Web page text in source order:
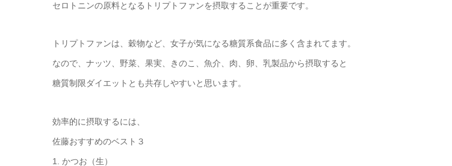
セロトニンの原料となるトリプトファンを摂取することが重要です。
トリプトファンは、穀物など、女子が気になる糖質系食品に多く含まれてます。
なので、ナッツ、野菜、果実、きのこ、魚介、肉、卵、乳製品から摂取すると
糖質制限ダイエットとも共存しやすいと思います。
効率的に摂取するには、
佐藤おすすめのベスト３
1. かつお（生）